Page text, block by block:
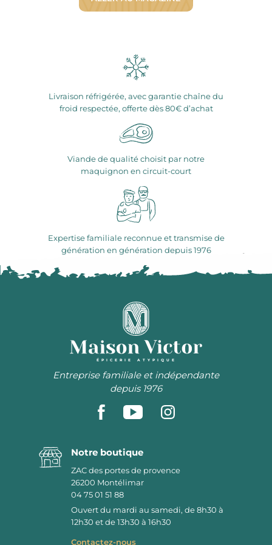
Livraison réfrigérée, avec garantie chaîne du
froid respectée, offerte dès 80€ d’achat
Viande de qualité choisit par notre
maquignon en circuit-court
Expertise familiale reconnue et transmise de
génération en génération depuis 1976
ÉPICERIE ATYPIQUE
Entreprise familiale et indépendante
depuis 1976
Notre boutique
ZAC des portes de provence
26200 Montélimar
04 75 01 51 88
Ouvert du mardi au samedi, de 8h30 à
12h30 et de 13h30 à 16h30
Contactez-nous